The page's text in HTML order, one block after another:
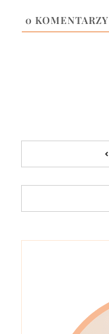
0 KOMENTARZY